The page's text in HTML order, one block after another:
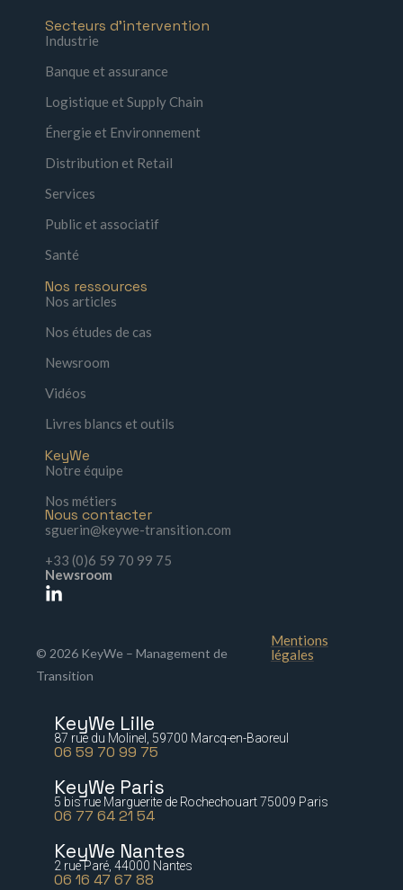
Secteurs d'intervention
Industrie
Banque et assurance
Logistique et Supply Chain
Énergie et Environnement
Distribution et Retail
Services
Public et associatif
Santé
Nos ressources
Nos articles
Nos études de cas
Newsroom
Vidéos
Livres blancs et outils
KeyWe
Notre équipe
Nos métiers
Nous contacter
sguerin@keywe-transition.com
+33 (0)6 59 70 99 75
Newsroom
© 2026 KeyWe – Management de
Transition
Mentions
légales
KeyWe Lille
87 rue du Molinel, 59700 Marcq-en-Baoreul
06 59 70 99 75
KeyWe Paris
5 bis rue Marguerite de Rochechouart 75009 Paris
06 77 64 21 54
KeyWe Nantes
2 rue Paré, 44000 Nantes
06 16 47 67 88